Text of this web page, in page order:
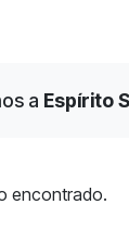
a Espírito
encontrado.